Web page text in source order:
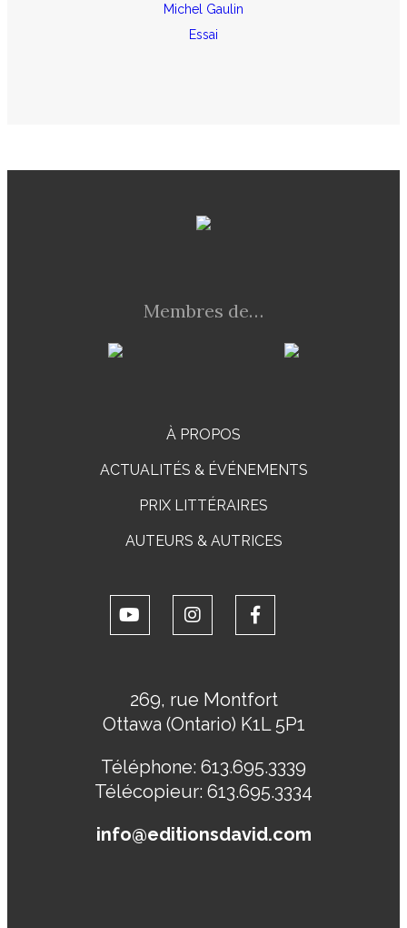
Michel Gaulin
Essai
Membres de…
À PROPOS
ACTUALITÉS & ÉVÉNEMENTS
PRIX LITTÉRAIRES
AUTEURS & AUTRICES
269, rue Montfort
Ottawa (Ontario) K1L 5P1
Téléphone: 613.695.3339
Télécopieur: 613.695.3334
info@editionsdavid.com